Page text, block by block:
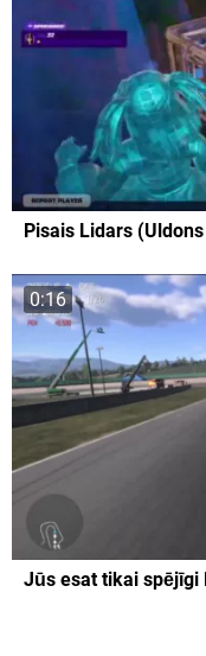
Pisais Lidars
0:16
Jūs esat tikai spējīgi